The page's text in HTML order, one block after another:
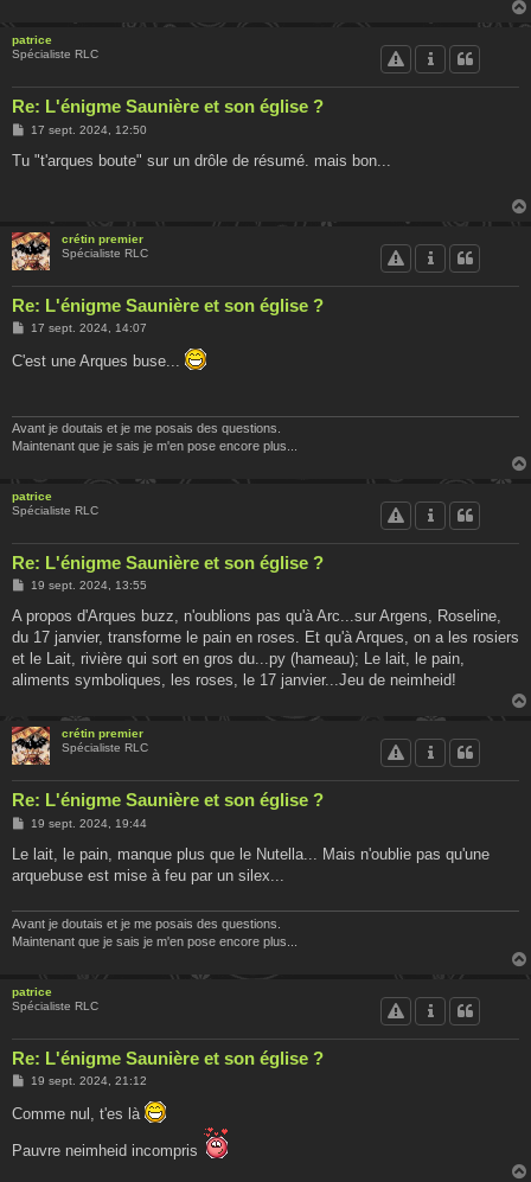
patrice
Spécialiste RLC
Re: L'énigme Saunière et son église ?
M
s
17 sept. 2024, 12:50
Tu "t'arques boute" sur un drôle de résumé. mais bon...
crétin premier
Spécialiste RLC
Re: L'énigme Saunière et son église ?
M
s
17 sept. 2024, 14:07
C'est une Arques buse...
Avant je doutais et je me posais des questions.
Maintenant que je sais je m'en pose encore plus...
patrice
Spécialiste RLC
Re: L'énigme Saunière et son église ?
M
s
s
a
g
19 sept. 2024, 13:55
A propos d'Arques buzz, n'oublions pas qu'à Arc...sur Argens, Roseline,
du 17 janvier, transforme le pain en roses. Et qu'à Arques, on a les rosiers
et le Lait, rivière qui sort en gros du...py (hameau); Le lait, le pain,
aliments symboliques, les roses, le 17 janvier...Jeu de neimheid!
crétin premier
Spécialiste RLC
Re: L'énigme Saunière et son église ?
M
s
a
19 sept. 2024, 19:44
Le lait, le pain, manque plus que le Nutella... Mais n'oublie pas qu'une
arquebuse est mise à feu par un silex...
Avant je doutais et je me posais des questions.
Maintenant que je sais je m'en pose encore plus...
patrice
Spécialiste RLC
Re: L'énigme Saunière et son église ?
M
s
g
19 sept. 2024, 21:12
Comme nul, t'es là
Pauvre neimheid incompris